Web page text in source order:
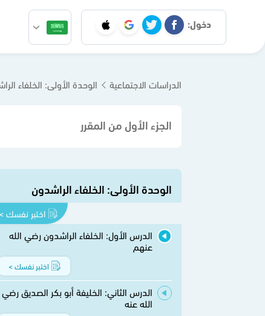
دخول:
الدراسات الاجتماعية الوحدة الأولى: الخلفاء
الجزء الأول من المقرر
الوحدة الأولى: الخلفاء الراشدون
اختبر نفسك >
الدرس الأول: الخلفاء الراشدون رضي الله
عنهم
اختبر نفسك >
الدرس الثاني: الخليفة أبو بكر الصديق رضي
الله عنه